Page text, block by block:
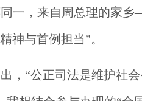
一，来自周总理的家
神与首例担当”。
，“公正司法是维护社